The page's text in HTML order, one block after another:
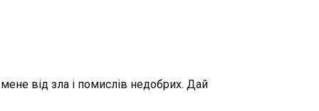
від зла і помислів недобрих. Дай